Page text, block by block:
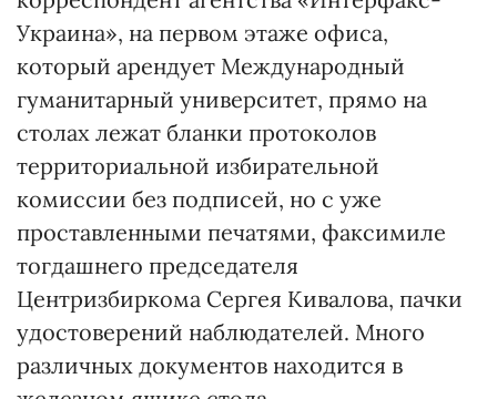
Украина», на первом этаже офиса,
который арендует Международный
гуманитарный университет, прямо на
столах лежат бланки протоколов
территориальной избирательной
комиссии без подписей, но с уже
проставленными печатями, факсимиле
тогдашнего председателя
Центризбиркома Сергея Кивалова, пачки
удостоверений наблюдателей. Много
различных документов находится в